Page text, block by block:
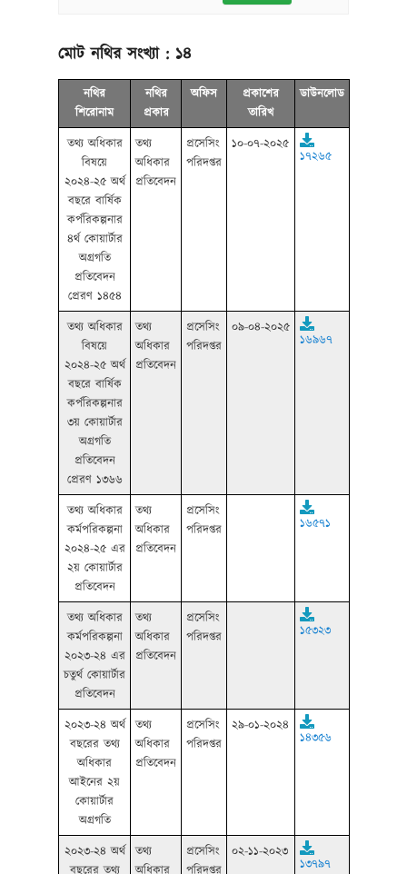
মোট নথির সংখ্যা : ১৪
নথির
শিরোনাম
নথির
প্রকার
অফিস
প্রকাশের
তারিখ
ডাউনলোড
তথ্য অধিকার
বিষয়ে
২০২৪-২৫ অর্থ
বছরে বার্ষিক
কর্পরিকল্পনার
৪র্থ কোয়ার্টার
অগ্রগতি
প্রতিবেদন
প্রেরণ ১৪৫৪
তথ্য
অধিকার
প্রতিবেদন
প্রসেসিং
পরিদপ্তর
১০-০৭-২০২৫
১৭২৬৫
তথ্য অধিকার
বিষয়ে
২০২৪-২৫ অর্থ
বছরে বার্ষিক
কর্পরিকল্পনার
৩য় কোয়ার্টার
অগ্রগতি
প্রতিবেদন
প্রেরণ ১৩৬৬
তথ্য
অধিকার
প্রতিবেদন
প্রসেসিং
পরিদপ্তর
০৯-০৪-২০২৫
১৬৯৬৭
তথ্য অধিকার
কর্মপরিকল্পনা
২০২৪-২৫ এর
২য় কোয়ার্টার
প্রতিবেদন
তথ্য
অধিকার
প্রতিবেদন
প্রসেসিং
পরিদপ্তর
১৬৫৭১
তথ্য অধিকার
কর্মপরিকল্পনা
২০২৩-২৪ এর
চতুর্থ কোয়ার্টার
প্রতিবেদন
তথ্য
অধিকার
প্রতিবেদন
প্রসেসিং
পরিদপ্তর
১৫৩২৩
২০২৩-২৪ অর্থ
বছরের তথ্য
অধিকার
আইনের ২য়
কোয়ার্টার
অগ্রগতি
তথ্য
অধিকার
প্রতিবেদন
প্রসেসিং
পরিদপ্তর
২৯-০১-২০২৪
১৪৩৫৬
২০২৩-২৪ অর্থ
বছরের তথ্য
তথ্য
অধিকার
প্রসেসিং
পরিদপ্তর
০২-১১-২০২৩
১৩৭৯৭